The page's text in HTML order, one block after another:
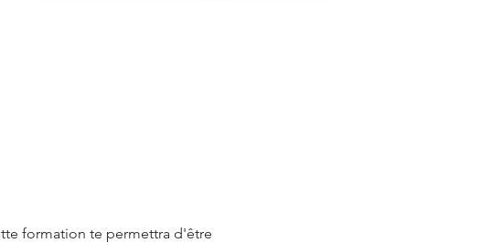
formation te permettra d'être